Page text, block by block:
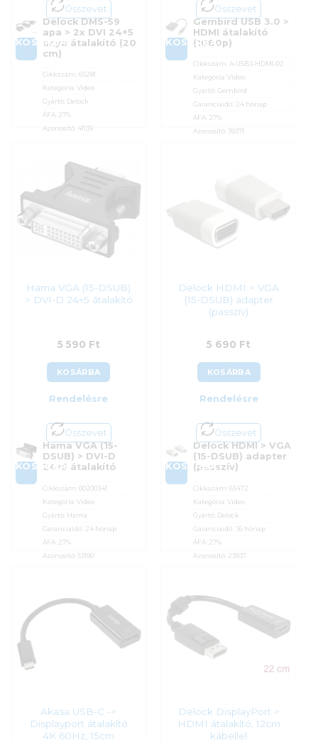
Összevet
KOSÁRBA
Delock DMS-59
apa > 2x DVI 24+5
anya átalakító (20
cm)
Cikkszám:65281
Kategória:Video
Gyártó: Delock
ÁFA: 27%
Azonosító: 41139
Összevet
KOSÁRBA
Gembird USB 3.0 >
HDMI átalakító
(1080p)
Cikkszám: A-USB3-HDMI-02
Kategória: Video
Gyártó: Gembird
Garanciaidő: 24 hónap
ÁFA: 27%
Azonosító: 39371
Hama VGA (15-DSUB)
> DVI-D 24+5 átalakító
5 590 Ft
KOSÁRBA
Rendelésre
Összevet
KOSÁRBA
Hama VGA (15-
DSUB) > DVI-D
24+5 átalakító
Cikkszám:00200341
Kategória:Video
Gyártó: Hama
Garanciaidő: 24 hónap
ÁFA: 27%
Azonosító: 53190
Delock HDMI > VGA
(15-DSUB) adapter
(passzív)
5 690 Ft
KOSÁRBA
Rendelésre
Összevet
KOSÁRBA
Delock HDMI > VGA
(15-DSUB) adapter
(passzív)
Cikkszám: 65472
Kategória: Video
Gyártó: Delock
Garanciaidő: 36 hónap
ÁFA: 27%
Azonosító: 23937
Akasa USB-C ->
Displayport átalakító
4K 60Hz, 15cm
Delock DisplayPort >
HDMI átalakító, 12cm
kábellel